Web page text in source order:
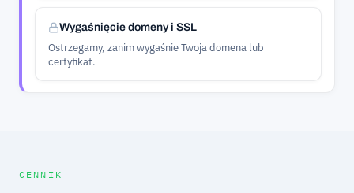
Wygaśnięcie domeny i SSL
Ostrzegamy, zanim wygaśnie Twoja domena lub
certyfikat.
CENNIK